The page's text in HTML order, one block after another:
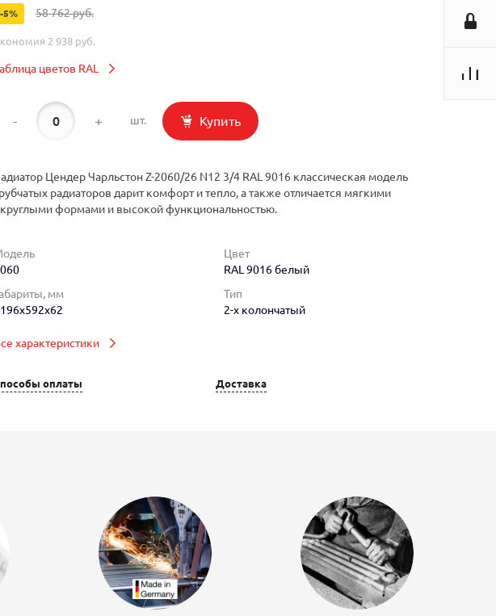
-5% 58 762 руб.
2 938 руб.
цветов RAL
- + шт. Купить
Цендер Чарльстон Z-2060/26 N12 3/4 RAL 9016 классическая модель
радиаторов дарит комфорт и тепло, а также отличается мягкими
формами и высокой функциональностью.
Цвет
RAL 9016 белый
мм
Тип
2-х колончатый
характеристики
оплаты Доставка